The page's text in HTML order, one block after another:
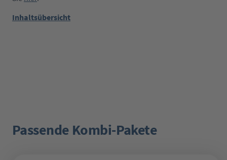
Inhaltsübersicht
Produktgalerie überspringen
Passende Kombi-Pakete